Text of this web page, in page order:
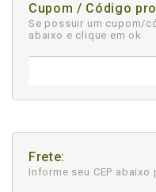
Cupom / Código
Se possuir um cupom/
abaixo e clique em ok
Frete:
Informe seu CEP abaixo